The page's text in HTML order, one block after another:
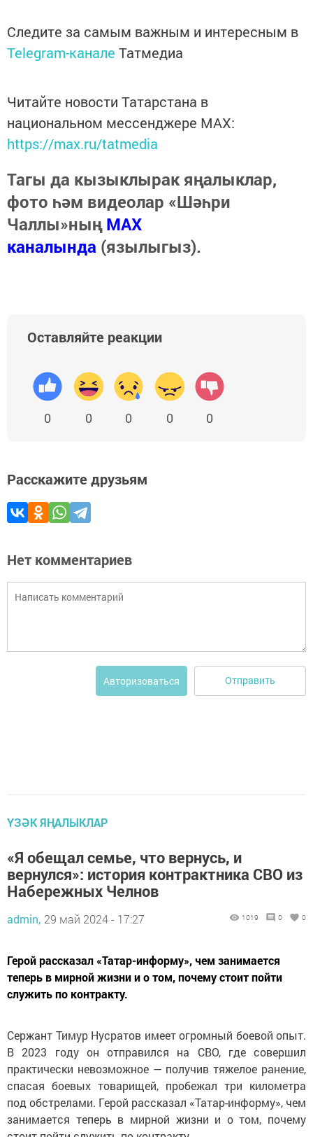
Следите за самым важным и интересным в
Telegram-канале Татмедиа
Читайте новости Татарстана в
национальном мессенджере MАХ:
https://max.ru/tatmedia
Тагы да кызыклырак яңалыклар,
фото һәм видеолар «Шәһри
Чаллы»ныңMAX
каналында (язылыгыз).
Оставляйте реакции
0 0 0 0 0
Расскажите друзьям
Нет комментариев
Авторизоваться Отправить
ҮЗӘК ЯҢАЛЫКЛАР
«Я обещал семье, что вернусь, и
вернулся»: история контрактника СВО из
Набережных Челнов
admin, 29 май 2024 - 17:27 1019 0 0
Герой рассказал «Татар-информу», чем занимается
теперь в мирной жизни и о том, почему стоит пойти
служить по контракту.
Сержант Тимур Нусратов имеет огромный боевой опыт.
В 2023 году он отправился на СВО, где совершил
практически невозможное — получив тяжелое ранение,
спасая боевых товарищей, пробежал три километра
под обстрелами. Герой рассказал «Татар-информу», чем
занимается теперь в мирной жизни и о том, почему